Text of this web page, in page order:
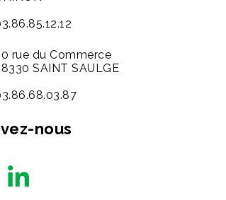
rue du Commerce
SAINT SAULGE
nous